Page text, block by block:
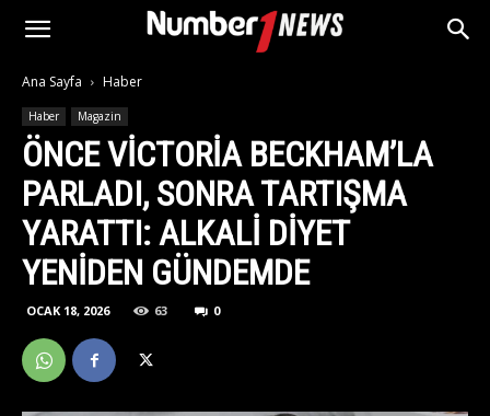
Ana Sayfa Haber
Haber Magazin
ÖNCE VICTORIA BECKHAM’LA
PARLADI, SONRA TARTIŞMA
YARATTI: ALKALI DIYET
YENIDEN GÜNDEMDE
OCAK 18, 2026 63 0